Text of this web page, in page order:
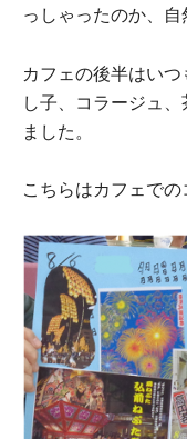
っしゃったのか、
カフェの後半はい
し子、コラージュ
ました。
こちらはカフェでの